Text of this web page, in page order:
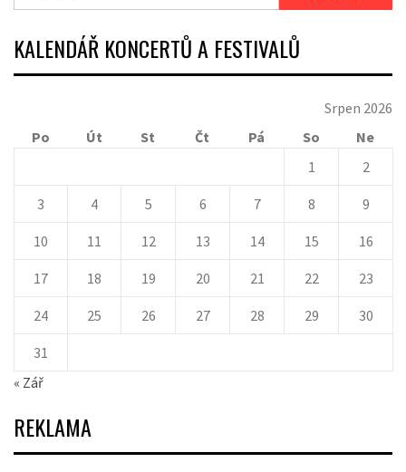
KALENDÁŘ KONCERTŮ A FESTIVALŮ
Srpen 2026
Po
Út St Čt Pá So
Ne
1
2
3 4 5 6 7 8 9
10 11 12 13 14 15 16
17 18 19 20 21 22 23
24 25 26 27 28 29 30
31
« Zář
REKLAMA